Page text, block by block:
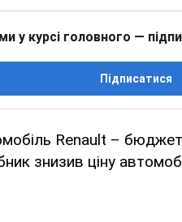
у курсі головного —
Підписатися
Renault –
знизив ціну